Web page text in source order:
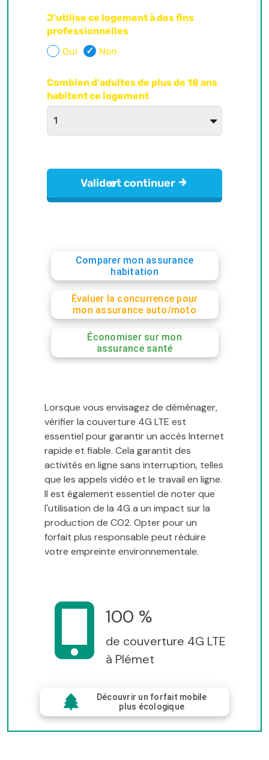
Comparer mon assurance
habitation
Évaluer la concurrence pour
mon assurance auto/moto
Économiser sur mon
assurance santé
Lorsque vous envisagez de déménager,
vérifier la couverture 4G LTE est
essentiel pour garantir un accès Internet
rapide et fiable. Cela garantit des
activités en ligne sans interruption, telles
que les appels vidéo et le travail en ligne.
Il est également essentiel de noter que
l'utilisation de la 4G a un impact sur la
production de CO2. Opter pour un
forfait plus responsable peut réduire
votre empreinte environnementale.
100 %
de couverture 4G LTE
à Plémet
Découvrir un forfait mobile
plus écologique